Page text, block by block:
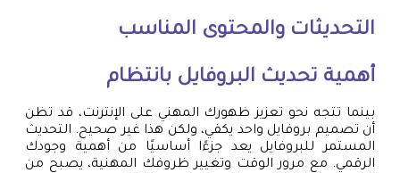
التحديثات والمحتوى المناسب
أهمية تحديث البروفايل بانتظام
بينما تتجه نحو تعزيز ظهورك المهني على الإنترنت، قد تظن
أن تصميم بروفايل واحد يكفي، ولكن هذا غير صحيح. التحديث
المستمر للبروفايل يعد جزءًا أساسيًا من أهمية وجودك
الرقمي. مع مرور الوقت وتغيير ظروفك المهنية، يصبح من